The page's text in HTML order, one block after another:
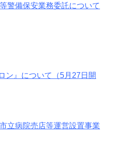
警備保安業務委託について
ン』について（5月27日開
立病院売店等運営設置事業